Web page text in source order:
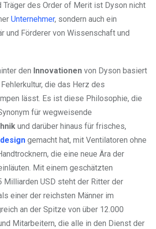
Träger des Order of Merit ist Dyson nicht
Unternehmer, sondern auch ein
und Förderer von Wissenschaft und
den Innovationen von Dyson basiert
die das Herz des
lässt. Es ist diese Philosophie, die
für wegweisende
und darüber hinaus für frisches,
gemacht hat, mit Ventilatoren ohne
die eine neue Ära der
Mit einem geschätzten
Milliarden USD steht der Ritter der
einer der reichsten Männer im
an der Spitze von über 12.000
Mitarbeitern, die alle in den Dienst der